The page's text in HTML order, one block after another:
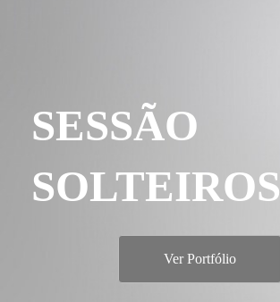
SESSÃO
SOLTEIROS
Ver Portfólio